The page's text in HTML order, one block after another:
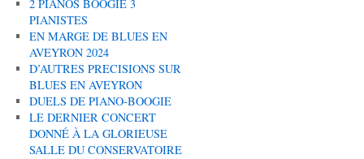
2 PIANOS BOOGIE 3
PIANISTES
EN MARGE DE BLUES EN
AVEYRON 2024
D’AUTRES PRECISIONS SUR
BLUES EN AVEYRON
DUELS DE PIANO-BOOGIE
LE DERNIER CONCERT
DONNÉ À LA GLORIEUSE
SALLE DU CONSERVATOIRE